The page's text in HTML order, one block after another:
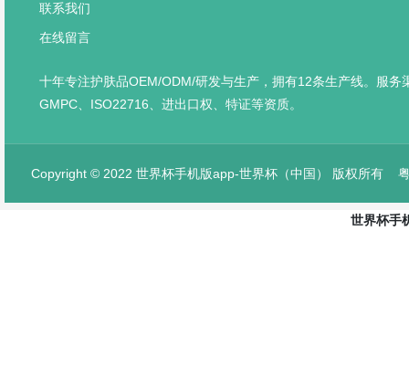
联系我们
在线留言
十年专注护肤品OEM/ODM/研发与生产，拥有12条生产线。服
GMPC、ISO22716、进出口权、特证等资质。
Copyright © 2022 世界杯手机版app-世界杯（中国） 版权所有
世界杯手